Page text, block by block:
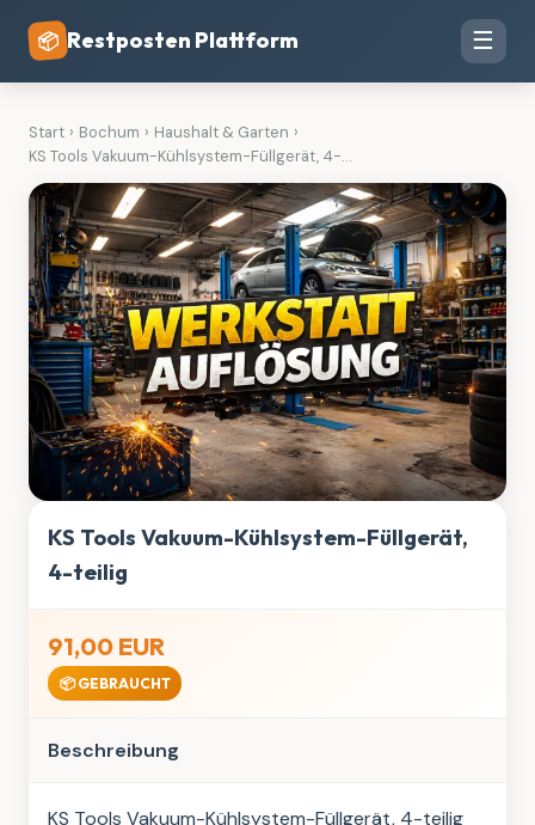
📦 Restposten Plattform ☰
Start › Bochum › Haushalt & Garten ›
KS Tools Vakuum-Kühlsystem-Füllgerät, 4-...
KS Tools Vakuum-Kühlsystem-Füllgerät,
4-teilig
91,00 EUR
📦 GEBRAUCHT
Beschreibung
KS Tools Vakuum-Kühlsystem-Füllgerät, 4-teilig